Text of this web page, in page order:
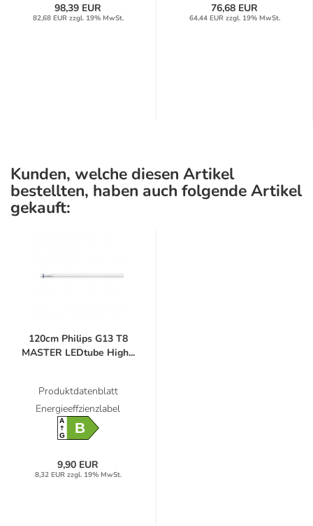
98,39 EUR
82,68 EUR zzgl. 19% MwSt.
76,68 EUR
64,44 EUR zzgl. 19% MwSt.
Kunden, welche diesen Artikel
bestellten, haben auch folgende Artikel
gekauft:
120cm Philips G13 T8
MASTER LEDtube High...
Produktdatenblatt
Energieeffzienzlabel
A
GB
9,90 EUR
8,32 EUR zzgl. 19% MwSt.